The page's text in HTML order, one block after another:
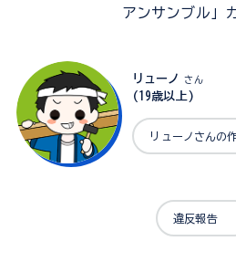
アンサンブル」
リューノ さん
(19歳以上)
リューノさんの
違反報告